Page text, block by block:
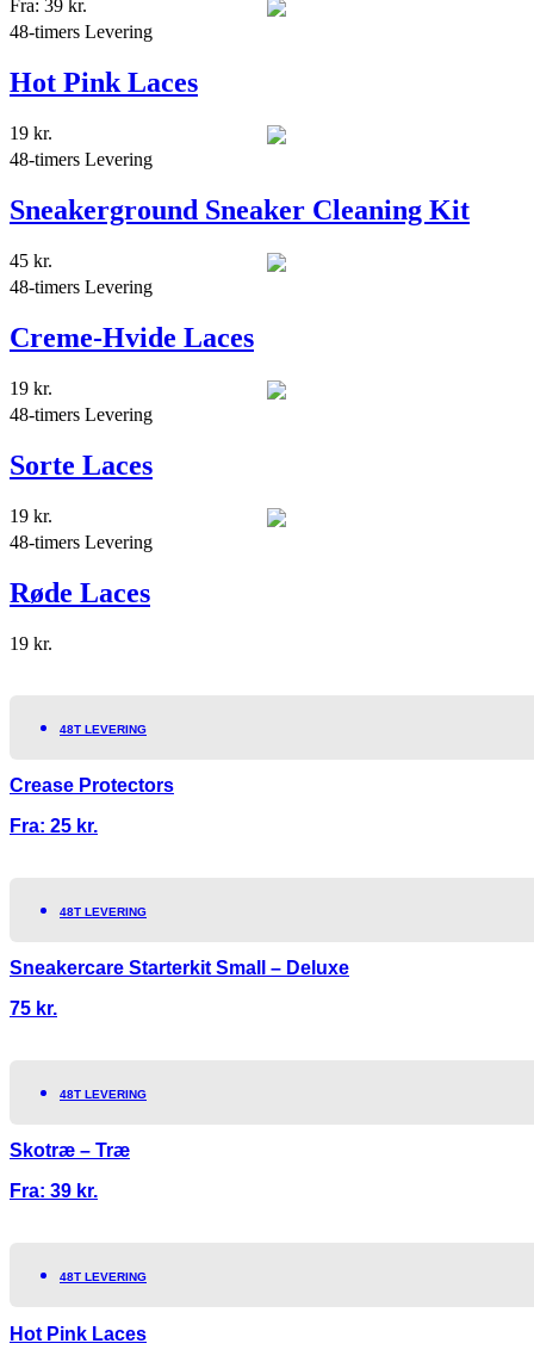
Fra: 39 kr.
48-timers Levering
Hot Pink Laces
19 kr.
48-timers Levering
Sneakerground Sneaker Cleaning Kit
45 kr.
48-timers Levering
Creme-Hvide Laces
19 kr.
48-timers Levering
Sorte Laces
19 kr.
48-timers Levering
Røde Laces
19 kr.
48T LEVERING
Crease Protectors
Fra: 25 kr.
48T LEVERING
Sneakercare Starterkit Small – Deluxe
75 kr.
48T LEVERING
Skotræ – Træ
Fra: 39 kr.
48T LEVERING
Hot Pink Laces